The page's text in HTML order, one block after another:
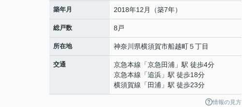
築年月 2018年12月（築7年）
総戸数 8戸
所在地 神奈川県横須賀市船越町５丁目
交通 京急本線 「京急田浦 」駅 徒歩4分
京急本線 「追浜 」駅 徒歩18分
横須賀線 「 田浦 」駅 徒歩23分
情報の見方